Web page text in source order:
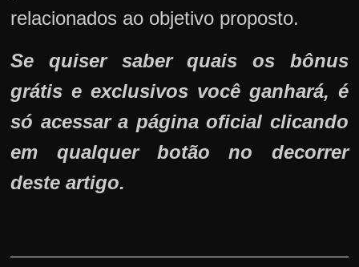
relacionados ao objetivo proposto.
Se quiser saber quais os bônus
grátis e exclusivos você ganhará, é
só acessar a página oficial clicando
em qualquer botão no decorrer
deste artigo.